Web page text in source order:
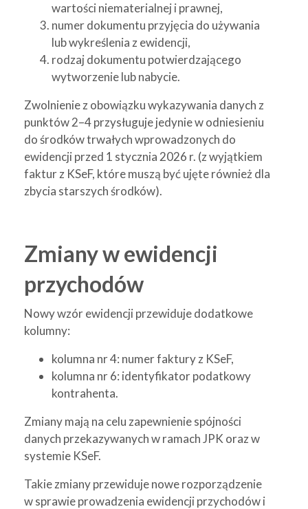
wartości niematerialnej i prawnej,
numer dokumentu przyjęcia do używania
lub wykreślenia z ewidencji,
rodzaj dokumentu potwierdzającego
wytworzenie lub nabycie.
Zwolnienie z obowiązku wykazywania danych z
punktów 2–4 przysługuje jedynie w odniesieniu
do środków trwałych wprowadzonych do
ewidencji przed 1 stycznia 2026 r. (z wyjątkiem
faktur z KSeF, które muszą być ujęte również dla
zbycia starszych środków).
Zmiany w ewidencji
przychodów
Nowy wzór ewidencji przewiduje dodatkowe
kolumny:
kolumna nr 4: numer faktury z KSeF,
kolumna nr 6: identyfikator podatkowy
kontrahenta.
Zmiany mają na celu zapewnienie spójności
danych przekazywanych w ramach JPK oraz w
systemie KSeF.
Takie zmiany przewiduje nowe rozporządzenie
w sprawie prowadzenia ewidencji przychodów i